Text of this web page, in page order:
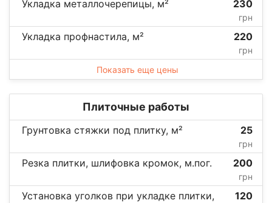
Укладка металлочерепицы, м² 230
грн
Укладка профнастила, м² 220
грн
Показать еще цены
Плиточные работы
Грунтовка стяжки под плитку, м² 25
грн
Резка плитки, шлифовка кромок, м.пог. 200
грн
Установка уголков при укладке плитки,
120